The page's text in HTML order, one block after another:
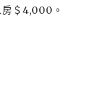
房＄ 4,000 。